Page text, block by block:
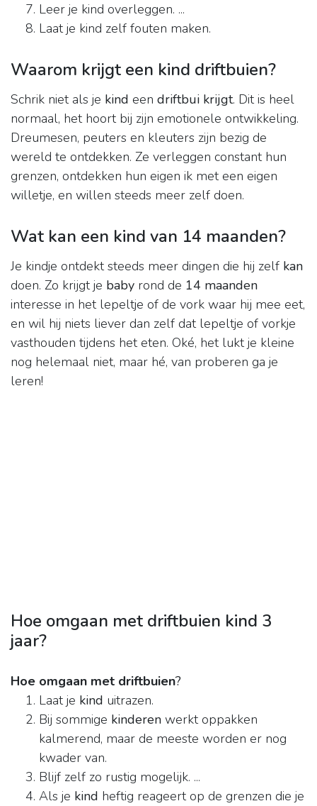
Leer je kind overleggen. ...
Laat je kind zelf fouten maken.
Waarom krijgt een kind driftbuien?
Schrik niet als je kind een driftbui krijgt. Dit is heel
normaal, het hoort bij zijn emotionele ontwikkeling.
Dreumesen, peuters en kleuters zijn bezig de
wereld te ontdekken. Ze verleggen constant hun
grenzen, ontdekken hun eigen ik met een eigen
willetje, en willen steeds meer zelf doen.
Wat kan een kind van 14 maanden?
Je kindje ontdekt steeds meer dingen die hij zelf kan
doen. Zo krijgt je baby rond de 14 maanden
interesse in het lepeltje of de vork waar hij mee eet,
en wil hij niets liever dan zelf dat lepeltje of vorkje
vasthouden tijdens het eten. Oké, het lukt je kleine
nog helemaal niet, maar hé, van proberen ga je
leren!
Hoe omgaan met driftbuien kind 3
jaar?
Hoe omgaan met driftbuien?
Laat je kind uitrazen.
Bij sommige kinderen werkt oppakken
kalmerend, maar de meeste worden er nog
kwader van.
Blijf zelf zo rustig mogelijk. ...
Als je kind heftig reageert op de grenzen die je